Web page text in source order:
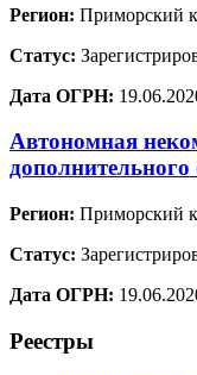
Регион: Приморский
Статус:
Дата ОГРН:
Автономная
Регион: Приморский
Статус:
Дата ОГРН:
Реестры